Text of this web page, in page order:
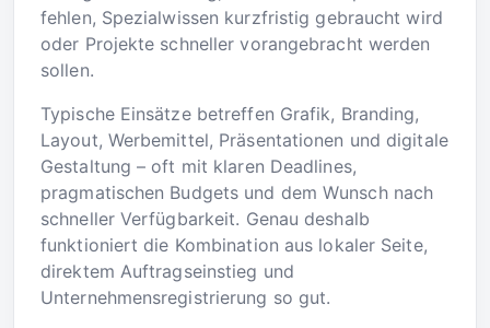
fehlen, Spezialwissen kurzfristig gebraucht wird
oder Projekte schneller vorangebracht werden
sollen.
Typische Einsätze betreffen Grafik, Branding,
Layout, Werbemittel, Präsentationen und digitale
Gestaltung – oft mit klaren Deadlines,
pragmatischen Budgets und dem Wunsch nach
schneller Verfügbarkeit. Genau deshalb
funktioniert die Kombination aus lokaler Seite,
direktem Auftragseinstieg und
Unternehmensregistrierung so gut.